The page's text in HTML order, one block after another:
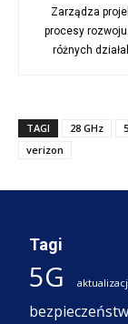
Zarządza
procesy
różnych
TAGI 28 GHz
verizon
Tagi
5G